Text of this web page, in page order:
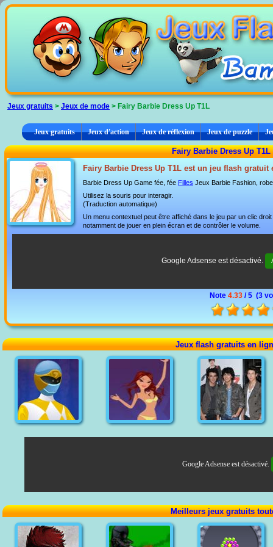
Jeux gratuits > Jeux de mode > Fairy Barbie Dress Up T1L
Jeux gratuits Jeux d'action Jeux de réflexion Jeux de puzzle
Fairy Barbie Dress Up
Fairy Barbie Dress Up T1L est un jeu flash
Barbie Dress Up Game fée, fée Filles Jeux Barbie Fashion,
Utilisez la souris pour interagir.
(Traduction automatique)
Un menu contextuel peut être affiché dans le jeu par un clic
notamment de jouer en plein écran et de contrôler le volume.
Google Adsense est désactivé.
Note 4.33 / 5 (3
Jeux flash gratuits en
Google Adsense est désactivé.
Meilleurs jeux gratuits
Panneau de gestion des cookies